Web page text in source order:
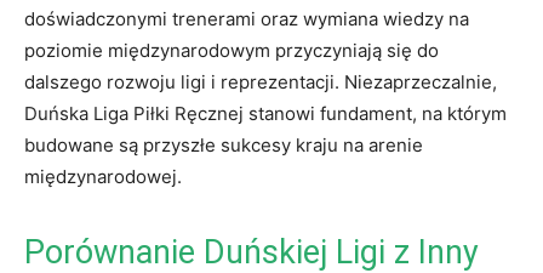
doświadczonymi trenerami oraz⁤ wymiana wiedzy na
‌poziomie międzynarodowym ​przyczyniają się do
dalszego rozwoju ligi i reprezentacji. Niezaprzeczalnie,
Duńska Liga Piłki Ręcznej stanowi fundament, na ​którym
⁢budowane są przyszłe sukcesy​ kraju na arenie
międzynarodowej.
Porównanie Duńskiej Ligi z Inny